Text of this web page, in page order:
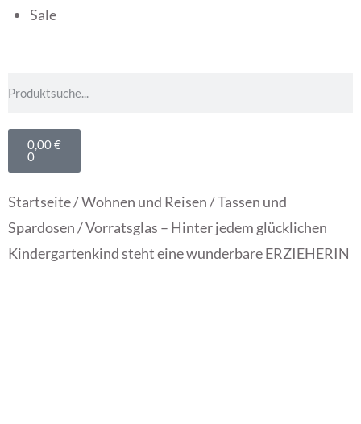
Sale
0,00€
0
Startseite/Wohnen und Reisen/Tassen und
Spardosen/ Vorratsglas – Hinter jedem glücklichen
Kindergartenkind steht eine wunderbare ERZIEHERIN